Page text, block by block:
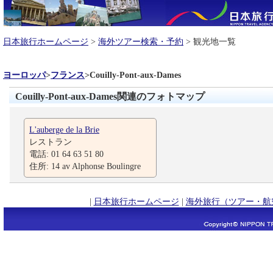
日本旅行ホームページ > 海外ツアー検索・予約 > 観光地一覧
ヨーロッパ>フランス>Couilly-Pont-aux-Dames
Couilly-Pont-aux-Dames関連のフォトマップ
L'auberge de la Brie
レストラン
電話: 01 64 63 51 80
住所: 14 av Alphonse Boulingre
| 日本旅行ホームページ | 海外旅行（ツアー・航